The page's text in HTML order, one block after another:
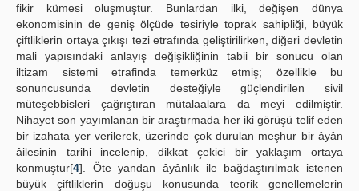
fikir kümesi oluşmuştur. Bunlardan ilki, değişen dünya
ekonomisinin de geniş ölçüde tesiriyle toprak sahipliği, büyük
çiftliklerin ortaya çıkışı tezi etrafında geliştirilirken, diğeri devletin
mali yapısındaki anlayış değişikliğinin tabii bir sonucu olan
iltizam sistemi etrafinda temerküz etmiş; özellikle bu
sonuncusunda devletin desteğiyle güçlendirilen sivil
müteşebbisleri çağrıştıran mütalaalara da meyi edilmiştir.
Nihayet son yayımlanan bir araştırmada her iki görüşü telif eden
bir izahata yer verilerek, üzerinde çok durulan meşhur bir âyân
âilesinin tarihi incelenip, dikkat çekici bir yaklaşım ortaya
konmuştur[4]. Öte yandan âyânlık ile bağdaştırılmak istenen
büyük çiftliklerin doğuşu konusunda teorik genellemelerin